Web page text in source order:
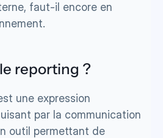
faut-il encore en
reporting ?
une expression
par la communication
outil permettant de